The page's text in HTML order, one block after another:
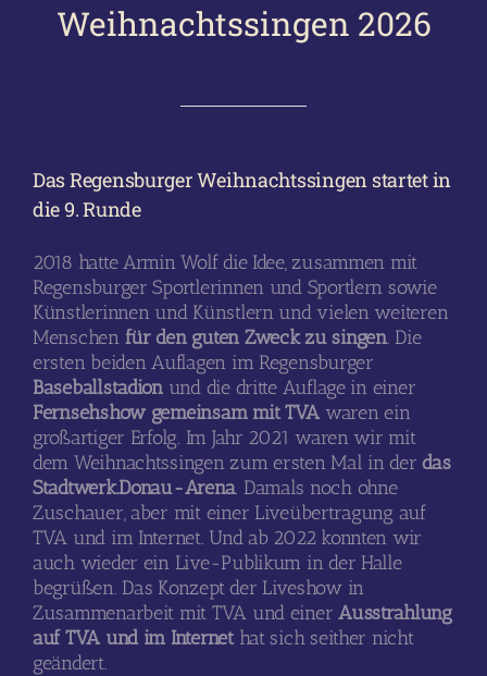
Weihnachtssingen 2026
Das Regensburger Weihnachtssingen startet in
die 9. Runde
2018 hatte Armin Wolf die Idee, zusammen mit
Regensburger Sportlerinnen und Sportlern sowie
Künstlerinnen und Künstlern und vielen weiteren
Menschenfür den guten Zweck zu singen. Die
ersten beiden Auflagen im Regensburger
Baseballstadionund die dritte Auflage in einer
Fernsehshow gemeinsam mit TVA waren ein
großartiger Erfolg. Im Jahr 2021 waren wir mit
dem Weihnachtssingen zum ersten Mal in der das
Stadtwerk.Donau-Arena. Damals noch ohne
Zuschauer, aber mit einer Liveübertragung auf
TVA und im Internet. Und ab 2022 konnten wir
auch wieder ein Live-Publikum in der Halle
begrüßen. Das Konzept der Liveshow in
Zusammenarbeit mit TVA und einerAusstrahlung
auf TVA und im Internethat sich seither nicht
geändert.